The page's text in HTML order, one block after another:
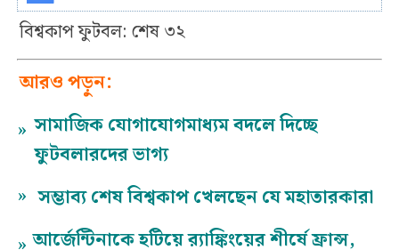
বিশ্বকাপ ফুটবল: শেষ ৩২
আরও পড়ুন:
» সামাজিক যোগাযোগমাধ্যম বদলে দিচ্ছে
ফুটবলারদের ভাগ্য
» সম্ভাব্য শেষ বিশ্বকাপ খেলছেন যে মহাতারকারা
আর্জেন্টিনাকে হটিয়ে র‍্যাঙ্কিংয়ের শীর্ষে ফ্রান্স,